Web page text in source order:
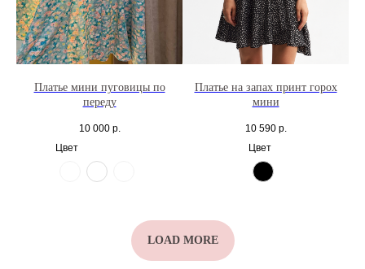
Платье мини пуговицы по
переду
10 000 р.
Цвет
Платье на запах принт горох
мини
10 590 р.
Цвет
LOAD MORE